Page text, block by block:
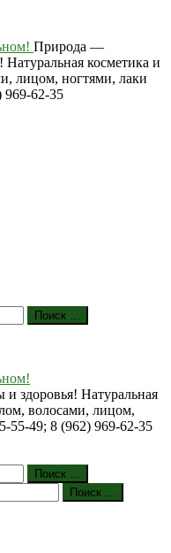
Природа —
Натуральная косметика и
лицом, ногтями, лаки
969-62-35
Поиск …
здоровья! Натуральная
волосами, лицом,
55-49; 8 (962) 969-62-35
Поиск …
Поиск …